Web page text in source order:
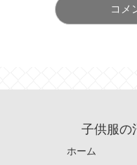
コメ
子供服の
ホーム